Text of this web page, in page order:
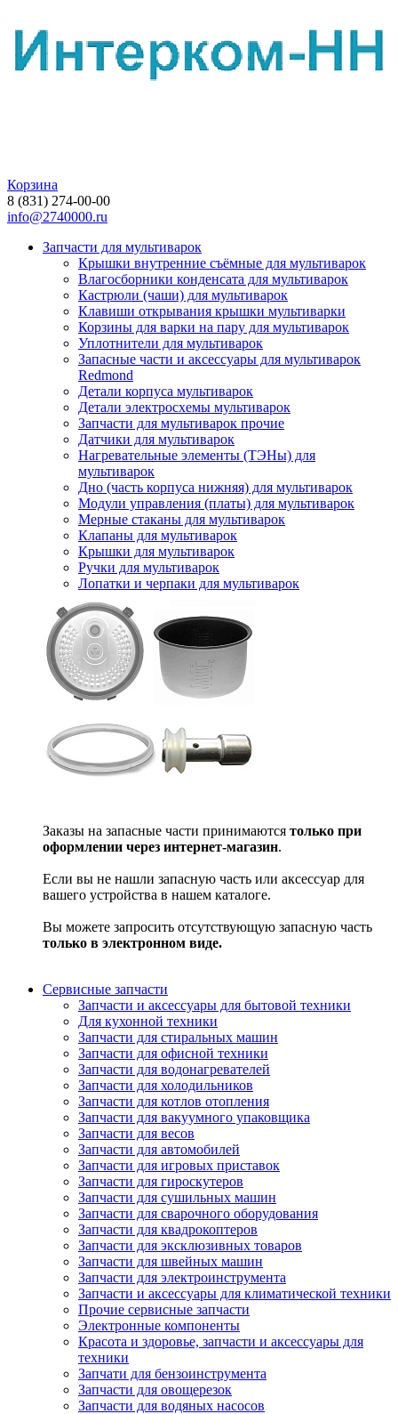
Корзина
8 (831) 274-00-00
info@2740000.ru
Запчасти для мультиварок
Крышки внутренние съёмные для мультиварок
Влагосборники конденсата для мультиварок
Кастрюли (чаши) для мультиварок
Клавиши открывания крышки мультиварки
Корзины для варки на пару для мультиварок
Уплотнители для мультиварок
Запасные части и аксессуары для мультиварок
Redmond
Детали корпуса мультиварок
Детали электросхемы мультиварок
Запчасти для мультиварок прочие
Датчики для мультиварок
Нагревательные элементы (ТЭНы) для
мультиварок
Дно (часть корпуса нижняя) для мультиварок
Модули управления (платы) для мультиварок
Мерные стаканы для мультиварок
Клапаны для мультиварок
Крышки для мультиварок
Ручки для мультиварок
Лопатки и черпаки для мультиварок
Заказы на запасные части принимаются только при
оформлении через интернет-магазин.
Если вы не нашли запасную часть или аксессуар для
вашего устройства в нашем каталоге.
Вы можете запросить отсутствующую запасную часть
только в электронном виде.
Сервисные запчасти
Запчасти и аксессуары для бытовой техники
Для кухонной техники
Запчасти для стиральных машин
Запчасти для офисной техники
Запчасти для водонагревателей
Запчасти для холодильников
Запчасти для котлов отопления
Запчасти для вакуумного упаковщика
Запчасти для весов
Запчасти для автомобилей
Запчасти для игровых приставок
Запчасти для гироскутеров
Запчасти для сушильных машин
Запчасти для сварочного оборудования
Запчасти для квадрокоптеров
Запчасти для эксклюзивных товаров
Запчасти для швейных машин
Запчасти для электроинструмента
Запчасти и аксессуары для климатической техники
Прочие сервисные запчасти
Электронные компоненты
Красота и здоровье, запчасти и аксессуары для
техники
Запчати для бензоинструмента
Запчасти для овощерезок
Запчасти для водяных насосов